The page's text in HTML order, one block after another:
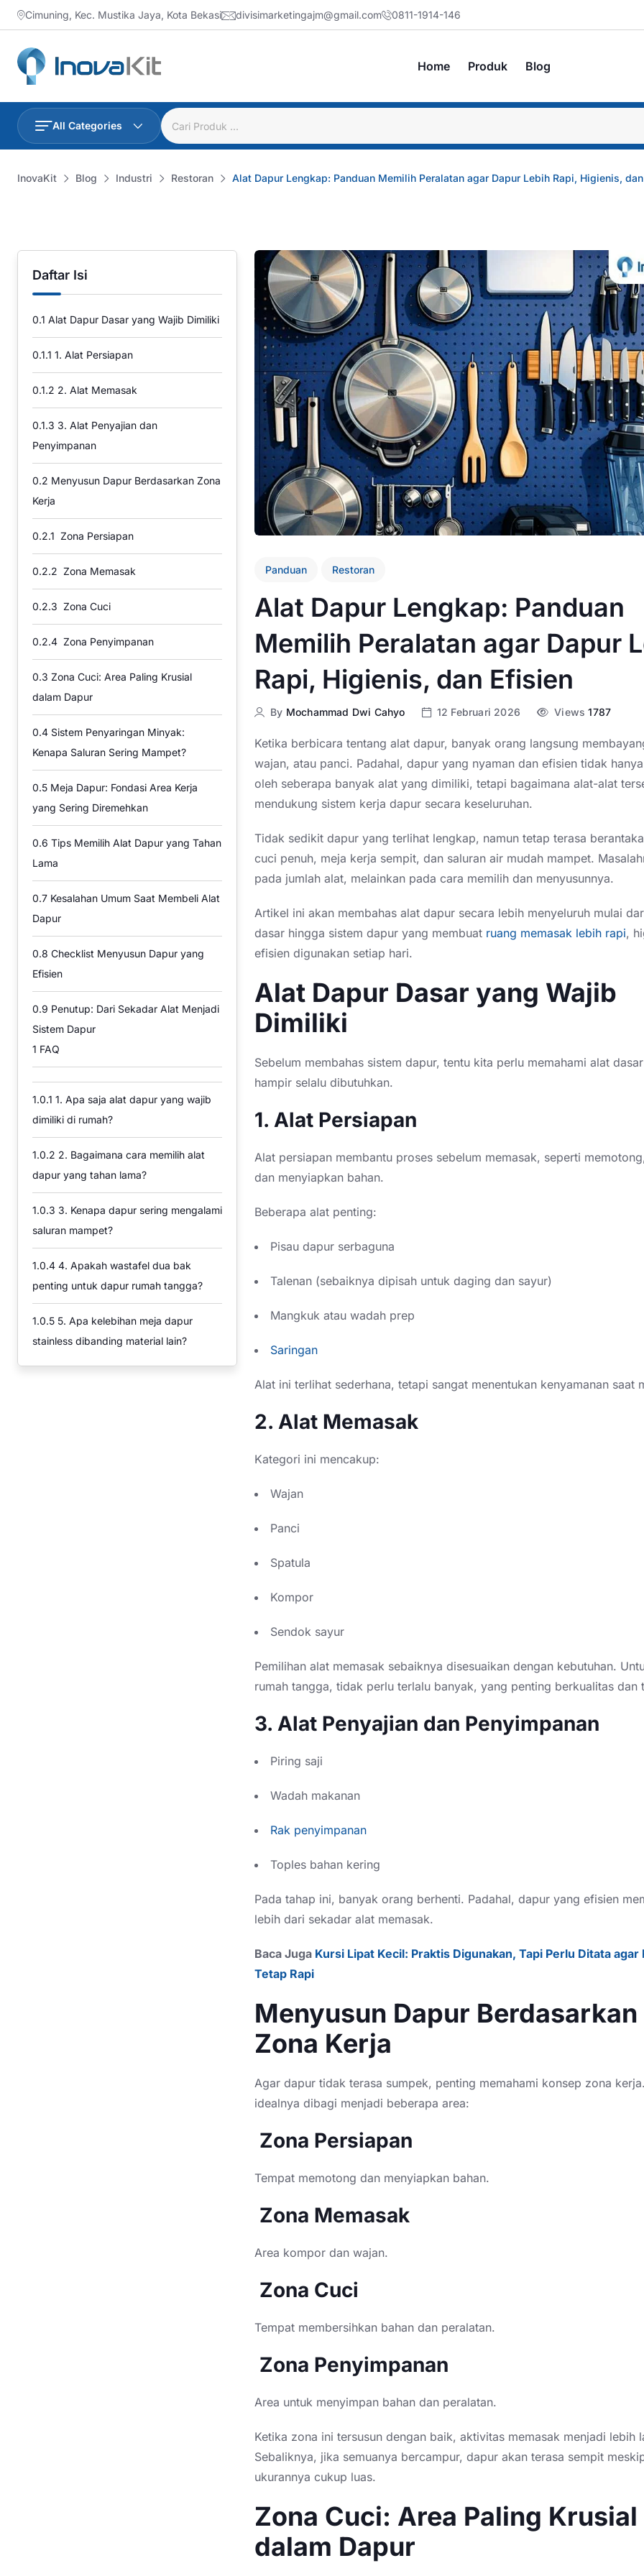
Skip
to
content
Cimuning, Kec. Mustika Jaya, Kota Bekasi divisimarketingajm@gmail.com 0811-1914-146
Home Produk Blog
All Categories
InovaKit Blog Industri Restoran Alat Dapur Lengkap: Panduan Memilih Peralatan agar Dapur Lebih Rapi, Higienis,
Daftar Isi
0.1 Alat Dapur Dasar yang Wajib Dimiliki
0.1.1 1. Alat Persiapan
0.1.2 2. Alat Memasak
0.1.3 3. Alat Penyajian dan
Penyimpanan
0.2 Menyusun Dapur Berdasarkan Zona
Kerja
0.2.1 Zona Persiapan
0.2.2 Zona Memasak
0.2.3 Zona Cuci
0.2.4 Zona Penyimpanan
0.3 Zona Cuci: Area Paling Krusial
dalam Dapur
0.4 Sistem Penyaringan Minyak:
Kenapa Saluran Sering Mampet?
0.5 Meja Dapur: Fondasi Area Kerja
yang Sering Diremehkan
0.6 Tips Memilih Alat Dapur yang Tahan
Lama
0.7 Kesalahan Umum Saat Membeli Alat
Dapur
0.8 Checklist Menyusun Dapur yang
Efisien
0.9 Penutup: Dari Sekadar Alat Menjadi
Sistem Dapur
1 FAQ
1.0.1 1. Apa saja alat dapur yang wajib
dimiliki di rumah?
1.0.2 2. Bagaimana cara memilih alat
dapur yang tahan lama?
1.0.3 3. Kenapa dapur sering mengalami
saluran mampet?
1.0.4 4. Apakah wastafel dua bak
penting untuk dapur rumah tangga?
1.0.5 5. Apa kelebihan meja dapur
stainless dibanding material lain?
Panduan Restoran
Alat Dapur Lengkap: Panduan
Memilih Peralatan agar Dapur
Rapi, Higienis, dan Efisien
By Mochammad Dwi Cahyo 12 Februari 2026 Views 1787
Ketika berbicara tentang alat dapur, banyak orang langsung
wajan, atau panci. Padahal, dapur yang nyaman dan efisien tidak
oleh seberapa banyak alat yang dimiliki, tetapi bagaimana alat-alat
mendukung sistem kerja dapur secara keseluruhan.
Tidak sedikit dapur yang terlihat lengkap, namun tetap terasa
cuci penuh, meja kerja sempit, dan saluran air mudah mampet.
pada jumlah alat, melainkan pada cara memilih dan menyusunnya.
Artikel ini akan membahas alat dapur secara lebih menyeluruh mulai
dasar hingga sistem dapur yang membuat ruang memasak lebih rapi,
efisien digunakan setiap hari.
Alat Dapur Dasar yang Wajib
Dimiliki
Sebelum membahas sistem dapur, tentu kita perlu memahami alat
hampir selalu dibutuhkan.
1. Alat Persiapan
Alat persiapan membantu proses sebelum memasak, seperti
dan menyiapkan bahan.
Beberapa alat penting:
Pisau dapur serbaguna
Talenan (sebaiknya dipisah untuk daging dan sayur)
Mangkuk atau wadah prep
Saringan
Alat ini terlihat sederhana, tetapi sangat menentukan kenyamanan saat
2. Alat Memasak
Kategori ini mencakup:
Wajan
Panci
Spatula
Kompor
Sendok sayur
Pemilihan alat memasak sebaiknya disesuaikan dengan kebutuhan.
rumah tangga, tidak perlu terlalu banyak, yang penting berkualitas dan
3. Alat Penyajian dan Penyimpanan
Piring saji
Wadah makanan
Rak penyimpanan
Toples bahan kering
Pada tahap ini, banyak orang berhenti. Padahal, dapur yang efisien
lebih dari sekadar alat memasak.
Baca Juga Kursi Lipat Kecil: Praktis Digunakan, Tapi Perlu Ditata agar
Tetap Rapi
Menyusun Dapur Berdasarkan
Zona Kerja
Agar dapur tidak terasa sumpek, penting memahami konsep zona
idealnya dibagi menjadi beberapa area:
Zona Persiapan
Tempat memotong dan menyiapkan bahan.
Zona Memasak
Area kompor dan wajan.
Zona Cuci
Tempat membersihkan bahan dan peralatan.
Zona Penyimpanan
Area untuk menyimpan bahan dan peralatan.
Ketika zona ini tersusun dengan baik, aktivitas memasak menjadi lebih
Sebaliknya, jika semuanya bercampur, dapur akan terasa sempit
ukurannya cukup luas.
Zona Cuci: Area Paling Krusial
dalam Dapur